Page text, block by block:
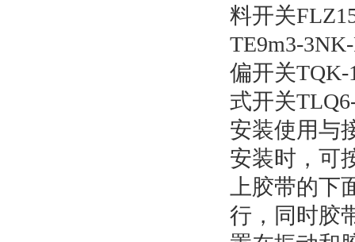
料开关
TE9m3-
偏开关
式开关
安装使用与
安装时，可
上胶带的
行，同时胶